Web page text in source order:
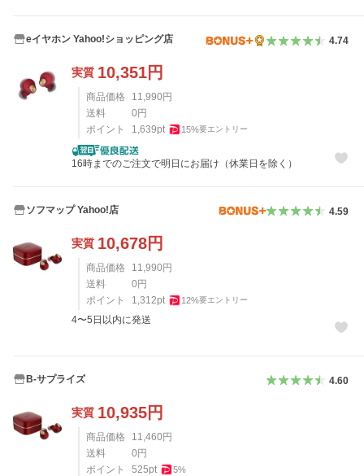
eイヤホン Yahoo!ショッピング店 4.74
実質 10,351円
商品価格 11,990 円
送料
0 円
ポイント
1,639pt 15%要エントリー
16時までのご注文で明日にお届け（休業日を除く）
ソフマップ Yahoo!店 4.59
実質 10,678円
商品価格 11,990円
送料
0円
ポイント
1,312pt 12%要エントリー
4〜5日以内に発送
B-サプライズ 4.60
実質 10,935円
商品価格 11,460円
送料
0円
ポイント
525pt 5%